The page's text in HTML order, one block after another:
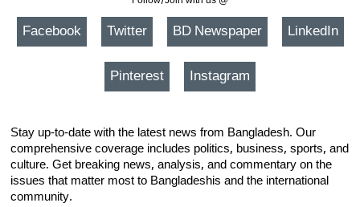
Facebook Twitter BD Newspaper LinkedIn
Pinterest Instagram
Stay up-to-date with the latest news from Bangladesh. Our
comprehensive coverage includes politics, business, sports, and
culture. Get breaking news, analysis, and commentary on the
issues that matter most to Bangladeshis and the international
community.